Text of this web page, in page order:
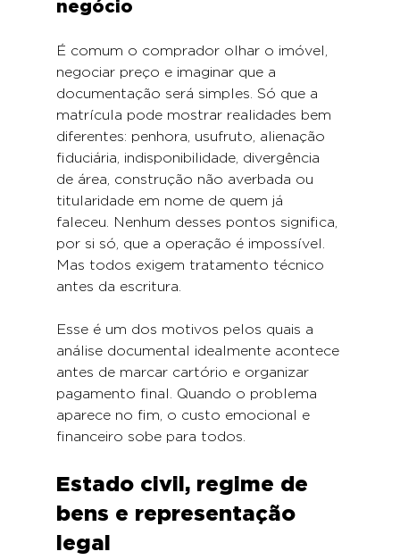
negócio
É comum o comprador olhar o imóvel,
negociar preço e imaginar que a
documentação será simples. Só que a
matrícula pode mostrar realidades bem
diferentes: penhora, usufruto, alienação
fiduciária, indisponibilidade, divergência
de área, construção não averbada ou
titularidade em nome de quem já
faleceu. Nenhum desses pontos significa,
por si só, que a operação é impossível.
Mas todos exigem tratamento técnico
antes da escritura.
Esse é um dos motivos pelos quais a
análise documental idealmente acontece
antes de marcar cartório e organizar
pagamento final. Quando o problema
aparece no fim, o custo emocional e
financeiro sobe para todos.
Estado civil, regime de
bens e representação
legal